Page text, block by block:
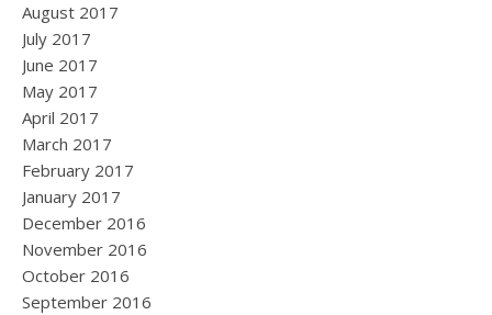
August 2017
July 2017
June 2017
May 2017
April 2017
March 2017
February 2017
January 2017
December 2016
November 2016
October 2016
September 2016